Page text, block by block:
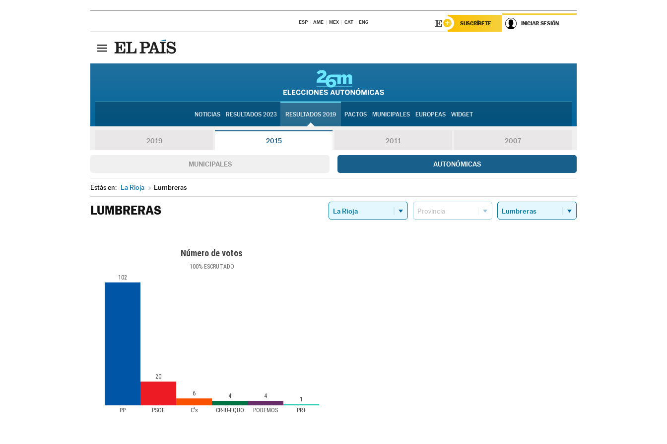
ESP AME MEX CAT ENG SUSCRÍBETE INICIAR SESIÓN
NOTICIAS RESULTADOS 2023 RESULTADOS 2019 PACTOS MUNICIPALES EUROPEAS WIDGET
2019 2015 2011 2007
MUNICIPALES AUTONÓMICAS
Estás en: La Rioja » Lumbreras
LUMBRERAS
Número de votos
100%ESCRUTADO
PP PSOE C's CR-IU-EQUO PODEMOS PR+
102
20
6 4 4 1